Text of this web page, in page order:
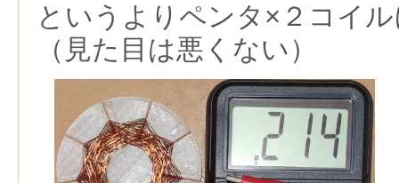
というよりペンタ×２コイ
（見た目は悪くない）